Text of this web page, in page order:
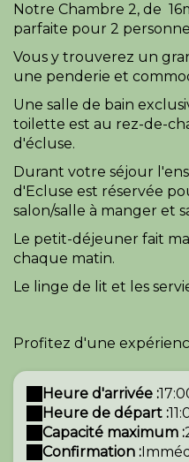
Notre Chambre 2, de
parfaite pour 2
Vous y trouverez un
une penderie et
Une salle de bain
toilette est au rez-de-
d'écluse.
Durant votre séjour
d'Ecluse est réservée
salon/salle à manger et
Le petit-déjeuner fait
chaque matin.
Le linge de lit et les
Profitez d'une
Heure d'arrivée :
Heure de départ :
Capacité maximum :
Confirmation :